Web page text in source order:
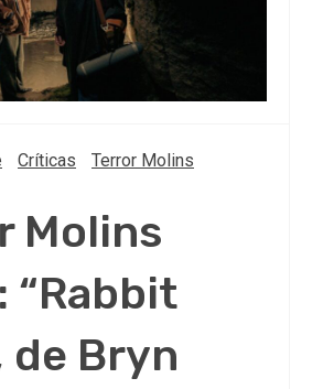
Críticas Terror Molins
Molins
“Rabbit
de Bryn